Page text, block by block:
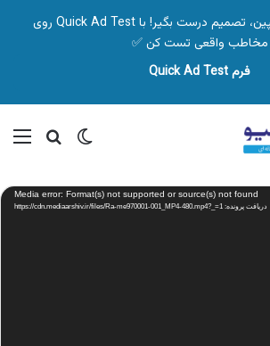
🎯 قبل از شروع کمپین، تصمیم درست بگیر! با Quick Ad Test روی
مخاطب واقعی تست کن ✅
فرم Quick Ad Test
تغییر پوسته
Media error: Format(s) not supported or source(s) not found
دریافت پرونده: https://cdn.mediaarshiv.ir/files/Ra-me970001-001_MP4-480.mp4?_=1